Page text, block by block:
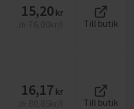
15,20 kr
Till butik
16,17 kr
Till butik